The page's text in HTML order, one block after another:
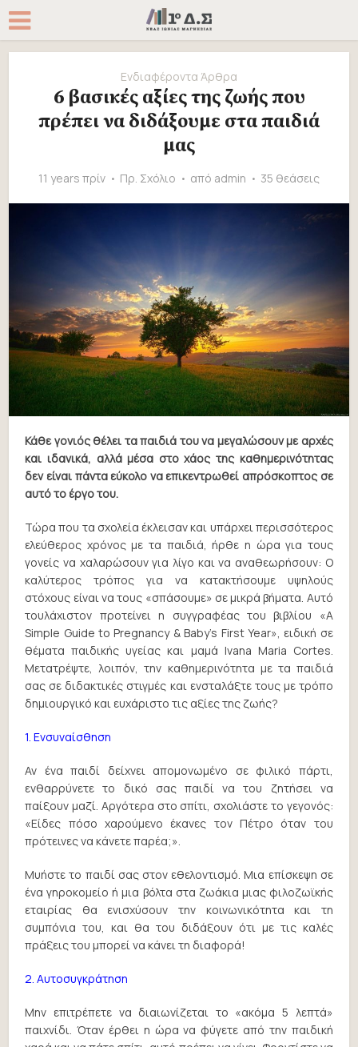
Ενδιαφέροντα Άρθρα
6 βασικές αξίες της ζωής που
πρέπει να διδάξουμε στα παιδιά
μας
11 years πρίν Πρ. Σχόλιο από admin 35 θεάσεις
Κάθε γονιός θέλει τα παιδιά του να μεγαλώσουν με αρχές
και ιδανικά, αλλά μέσα στο χάος της καθημερινότητας
δεν είναι πάντα εύκολο να επικεντρωθεί απρόσκοπτος σε
αυτό το έργο του.
Τώρα που τα σχολεία έκλεισαν και υπάρχει περισσότερος
ελεύθερος χρόνος με τα παιδιά, ήρθε η ώρα για τους
γονείς να χαλαρώσουν για λίγο και να αναθεωρήσουν: Ο
καλύτερος τρόπος για να κατακτήσουμε υψηλούς
στόχους είναι να τους «σπάσουμε» σε μικρά βήματα. Αυτό
τουλάχιστον προτείνει η συγγραφέας του βιβλίου «A
Simple Guide to Pregnancy & Baby’s First Year», ειδική σε
θέματα παιδικής υγείας και μαμά Ivana Maria Cortes.
Μετατρέψτε, λοιπόν, την καθημερινότητα με τα παιδιά
σας σε διδακτικές στιγμές και ενσταλάξτε τους με τρόπο
δημιουργικό και ευχάριστο τις αξίες της ζωής?
1. Ενσυναίσθηση
Αν ένα παιδί δείχνει απομονωμένο σε φιλικό πάρτι,
ενθαρρύνετε το δικό σας παιδί να του ζητήσει να
παίξουν μαζί. Αργότερα στο σπίτι, σχολιάστε το γεγονός:
«Είδες πόσο χαρούμενο έκανες τον Πέτρο όταν του
πρότεινες να κάνετε παρέα;».
Μυήστε το παιδί σας στον εθελοντισμό. Μια επίσκεψη σε
ένα γηροκομείο ή μια βόλτα στα ζωάκια μιας φιλοζωϊκής
εταιρίας θα ενισχύσουν την κοινωνικότητα και τη
συμπόνια του, και θα του διδάξουν ότι με τις καλές
πράξεις του μπορεί να κάνει τη διαφορά!
2. Αυτοσυγκράτηση
Μην επιτρέπετε να διαιωνίζεται το «ακόμα 5 λεπτά»
παιχνίδι. Όταν έρθει η ώρα να φύγετε από την παιδική